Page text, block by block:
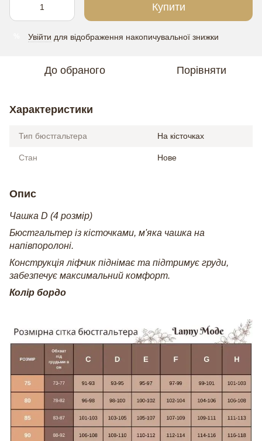
Купити
Увійти для відображення накопичувальної знижки
До обраного Порівняти
Характеристики
Тип бюстгальтера На кісточках
Стан Нове
Опис
Чашка D (4 розмір)
Бюстгальтер із кісточками, м'яка чашка на
напівпоролоні.
Конструкція ліфчик піднімає та підтримує груди,
забезпечує максимальний комфорт.
Колір бордо